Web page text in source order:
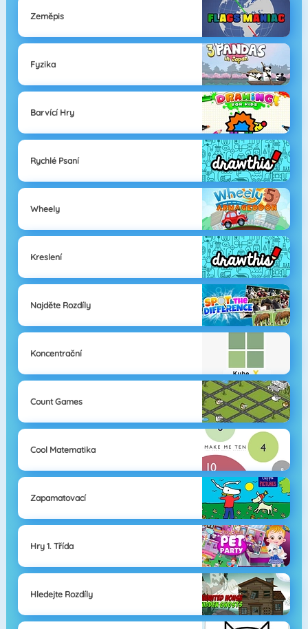
Zeměpis
Fyzika
Barvící Hry
Rychlé Psaní
Wheely
Kreslení
Najděte Rozdíly
Koncentrační
Count Games
Cool Matematika
Zapamatovací
Hry 1. Třída
Hledejte Rozdíly